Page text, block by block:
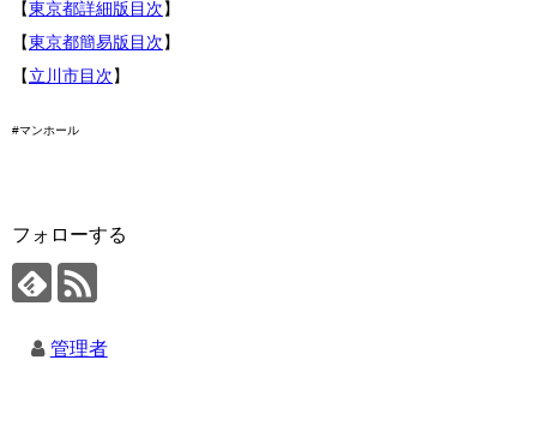
【東京都詳細版目次】
【東京都簡易版目次】
【立川市目次】
#マンホール
フォローする
管理者